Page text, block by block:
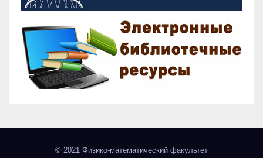
© 2021 Физико-математический факультет